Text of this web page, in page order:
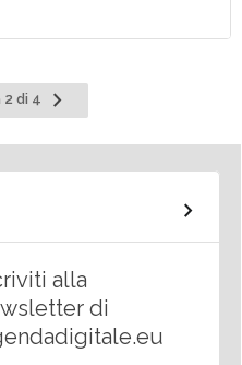
2 di 4
Pagina
successiva
alla
di